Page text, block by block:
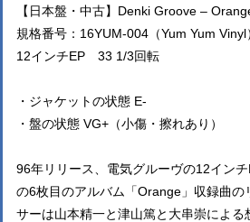
【日本盤・中古】Denki Groove –
規格番号：16YUM-004（Yum Yum
12インチEP 33 1/3回転
・ジャケットの状態 E-
・盤の状態 VG+（小傷・擦れあり）
96年リリース、電気グルーヴの12イン
の6枚目のアルバム「Orange」収録曲の
サーは山本精一と津山篤と大串崇による